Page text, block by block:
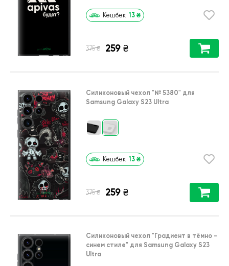
Кешбек 13 ₴
375 ₴ 259 ₴
Силиконовый чехол "№ 5380" для
Samsung Galaxy S23 Ultra
Кешбек 13 ₴
375 ₴ 259 ₴
Силиконовый чехол "Градиент в тёмно -
синем стиле" для Samsung Galaxy S23
Ultra